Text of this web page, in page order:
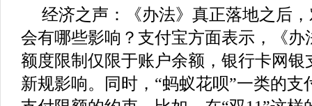
经济之声：《办法》真正落地之后
会有哪些影响？支付宝方面表示，《办
额度限制仅限于账户余额，银行卡网银
新规影响。同时，“蚂蚁花呗”一类的支